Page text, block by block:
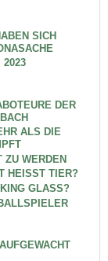
SICH
2023
DER
ALS DIE
ZU WERDEN
HEISST TIER?
GLASS?